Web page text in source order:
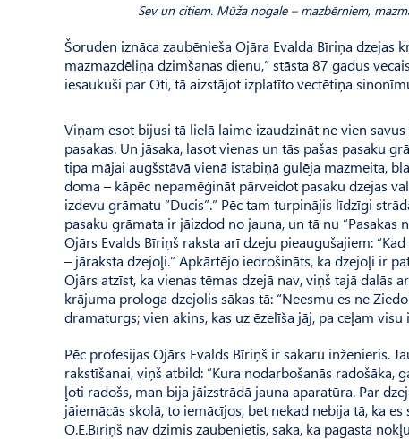
Sev un citiem. Mūža nogale – mazbērniem,
Šoruden iznāca zaubēnieša Ojāra Evalda Bīriņa dzejas
mazmazdēliņa dzimšanas dienu,” stāsta 87 gadus
iesaukuši par Oti, tā aizstājot izplatīto vectētiņa
Viņam esot bijusi tā lielā laime izaudzināt ne vien
pasakas. Un jāsaka, lasot vienas un tās pašas pasaku
tipa mājai augšstāvā vienā istabiņā gulēja mazmeita,
doma – kāpēc nepamēģināt pārveidot pasaku dzejas
izdevu grāmatu “Ducis”.” Pēc tam turpinājis līdzīgi
pasaku grāmata ir jāizdod no jauna, un tā nu “Pasakas
Ojārs Evalds Bīriņš raksta arī dzeju pieaugušajiem:
– jāraksta dzejoļi.” Apkārtējo iedrošināts, ka dzejoļi ir
Ojārs atzīst, ka vienas tēmas dzejā nav, viņš tajā dalās
krājuma prologa dzejolis sākas tā: “Neesmu es ne
dramaturgs; vien akins, kas uz ēzelīša jāj, pa ceļam
Pēc profesijas Ojārs Evalds Bīriņš ir sakaru inženieris.
rakstīšanai, viņš atbild: “Kura nodarbošanās
ļoti radošs, man bija jāizstrādā jauna aparatūra. Par
jāiemācās skolā, to iemācījos, bet nekad nebija tā, ka
O.E.Bīriņš nav dzimis zaubēnietis, saka, ka pagastā